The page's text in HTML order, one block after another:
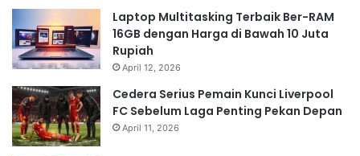
Laptop Multitasking Terbaik Ber-RAM
16GB dengan Harga di Bawah 10 Juta
Rupiah
April 12, 2026
Cedera Serius Pemain Kunci Liverpool
FC Sebelum Laga Penting Pekan Depan
April 11, 2026